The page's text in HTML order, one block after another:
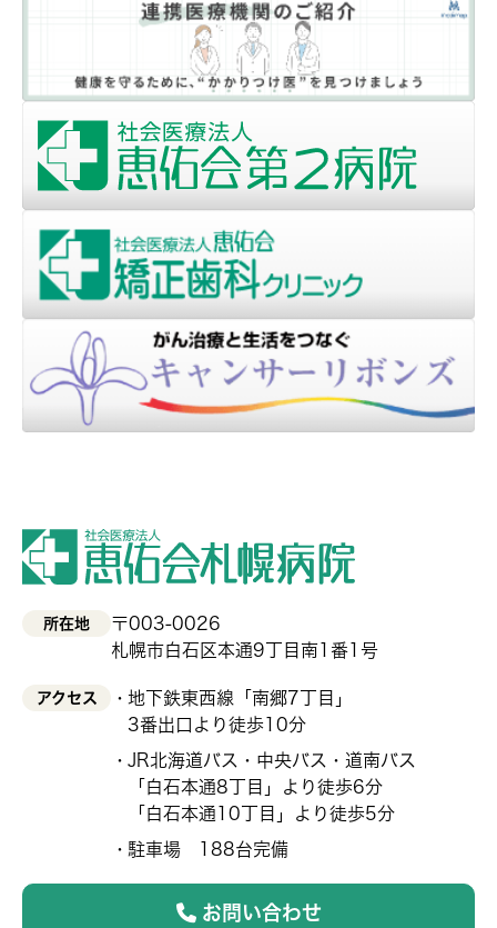
所在地
〒003-0026
札幌市白石区本通9丁目南1番1号
アクセス
地下鉄東西線「南郷7丁目」
3番出口より徒歩10分
JR北海道バス・中央バス・道南バス
「白石本通8丁目」より徒歩6分
「白石本通10丁目」より徒歩5分
駐車場 188台完備
お問い合わせ